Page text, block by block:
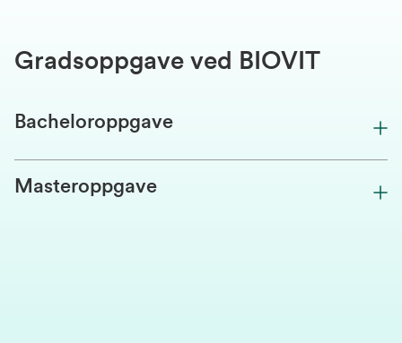
Gradsoppgave ved BIOVIT
Bacheloroppgave
Masteroppgave